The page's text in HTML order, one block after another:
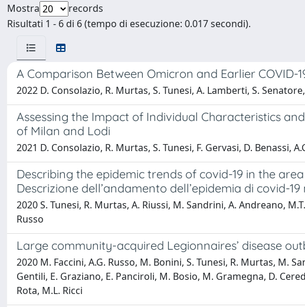
Mostra
records
Risultati 1 - 6 di 6 (tempo di esecuzione: 0.017 secondi).
A Comparison Between Omicron and Earlier
2022 D. Consolazio, R. Murtas, S. Tunesi, A. Lamberti, S.
Assessing the Impact of Individual Characteristics
of Milan and Lodi
2021 D. Consolazio, R. Murtas, S. Tunesi, F. Gervasi, D. Benassi,
Describing the epidemic trends of covid-19 in the
Descrizione dell’andamento dell’epidemia di covid-19
2020 S. Tunesi, R. Murtas, A. Riussi, M. Sandrini, A. Andreano,
Russo
Large community-acquired Legionnaires’ disease
2020 M. Faccini, A.G. Russo, M. Bonini, S. Tunesi, R. Murtas, M.
Gentili, E. Graziano, E. Panciroli, M. Bosio, M. Gramegna, D.
Rota, M.L. Ricci